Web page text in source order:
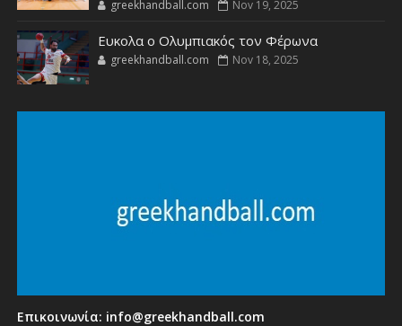
greekhandball.com Nov 19, 2025
Ευκολα ο Ολυμπιακός τον Φέρωνα
greekhandball.com Nov 18, 2025
Επικοινωνία: info@greekhandball.com